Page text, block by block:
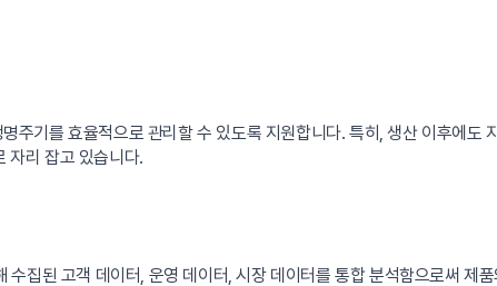
주기를 효율적으로 관리할 수 있도록 지원합니다. 특히, 생산 이후에
자리 잡고 있습니다.
수집된 고객 데이터, 운영 데이터, 시장 데이터를 통합 분석함으로써 제